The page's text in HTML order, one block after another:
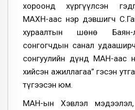
хороонд хүргүүлсэн
МАХН-аас нэр дэвшигч
хураалтын шөнө Баян-
сонгогчдын санал
сонгуулийн дүнд МАН-аас
хийсэн ажиллагаа” гэсэн
түгээсэн юм.
МАН-ын Хэвлэл